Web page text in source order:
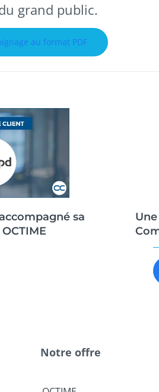
grand public.
au format PDF
sa
Notre offre